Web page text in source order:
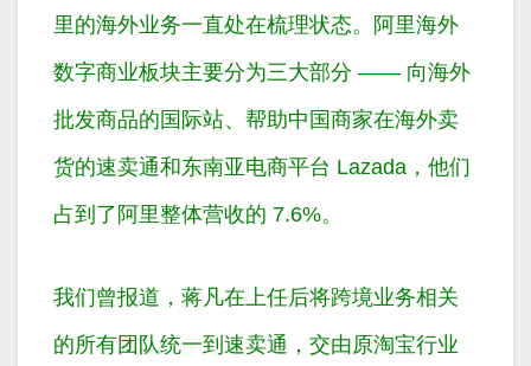
里的海外业务一直处在梳理状态。阿里海外
数字商业板块主要分为三大部分 —— 向海外
批发商品的国际站、帮助中国商家在海外卖
货的速卖通和东南亚电商平台 Lazada，他们
占到了阿里整体营收的 7.6%。
我们曾报道，蒋凡在上任后将跨境业务相关
的所有团队统一到速卖通，交由原淘宝行业